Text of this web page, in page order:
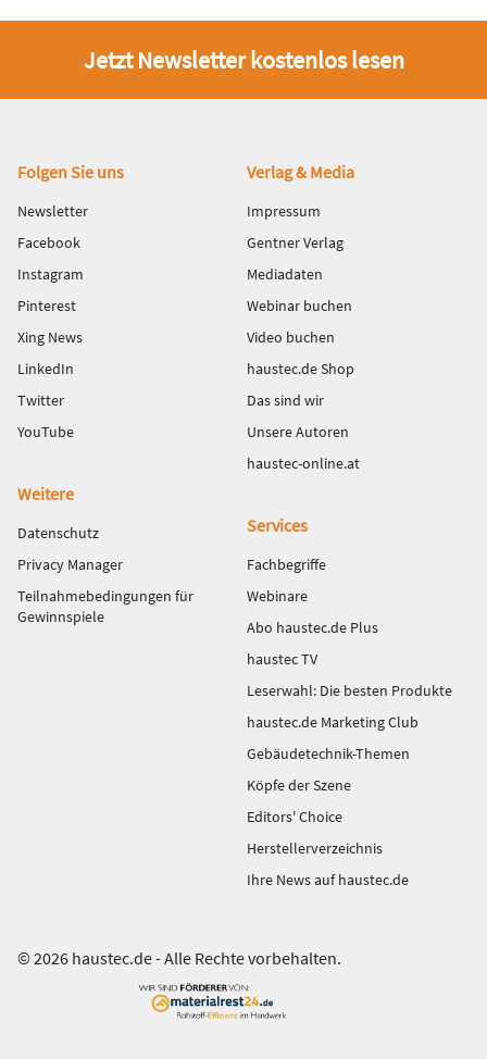
Jetzt Newsletter kostenlos lesen
Fußbereich
Folgen Sie uns
Newsletter
Facebook
Instagram
Pinterest
Xing News
LinkedIn
Twitter
YouTube
Verlag & Media
Impressum
Gentner Verlag
Mediadaten
Webinar buchen
Video buchen
haustec.de Shop
Das sind wir
Unsere Autoren
haustec-online.at
Weitere
Datenschutz
Privacy Manager
Teilnahmebedingungen für
Gewinnspiele
Services
Fachbegriffe
Webinare
Abo haustec.de Plus
haustec TV
Leserwahl: Die besten Produkte
haustec.de Marketing Club
Gebäudetechnik-Themen
Köpfe der Szene
Editors' Choice
Herstellerverzeichnis
Ihre News auf haustec.de
© 2026 haustec.de - Alle Rechte vorbehalten.